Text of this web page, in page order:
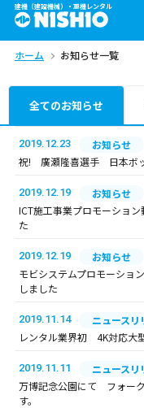
建機（建設機械）・重機レンタル
商品一覧
問合せ依頼リスト
ホーム お知らせ一覧
全てのお知らせ
2019.12.23
お知らせ
祝! 廣瀬隆喜選手 日本ボ
2019.12.19
お知らせ
ICT施工事業プロモーショ
た
2019.12.19
お知らせ
モビシステムプロモーショ
しました
2019.11.14
ニュースリ
レンタル業界初 4K対応大
2019.11.11
ニュースリ
万博記念公園にて フォー
す。